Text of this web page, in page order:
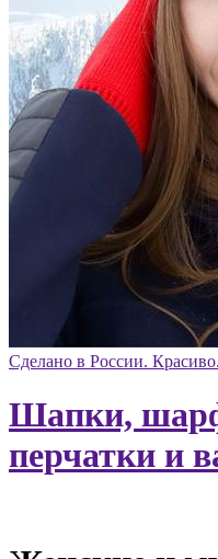
Сделано в России.
Шапки,
перчатки и